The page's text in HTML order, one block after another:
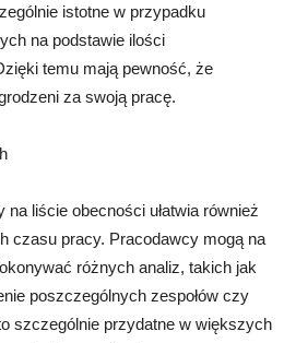
istotne w przypadku
na podstawie ilości
temu mają pewność, że
za swoją pracę.
na liście obecności ułatwia również
czasu pracy. Pracodawcy mogą na
różnych analiz, takich jak
poszczególnych zespołów czy
szczególnie przydatne w większych